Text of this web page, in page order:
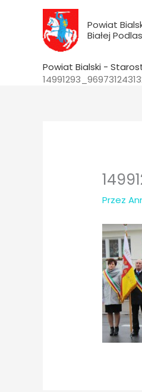
Powiat
Białej
Powiat Bialski -
Przez